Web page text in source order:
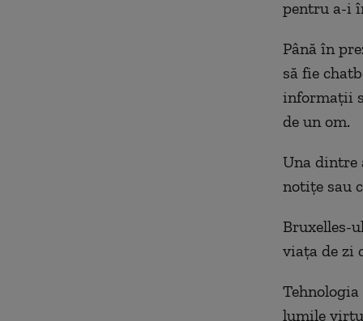
pentru a-i
Până în
să fie
informații
de un om.
Una dintre
notițe sau
Bruxelles-
viața de zi
lumile